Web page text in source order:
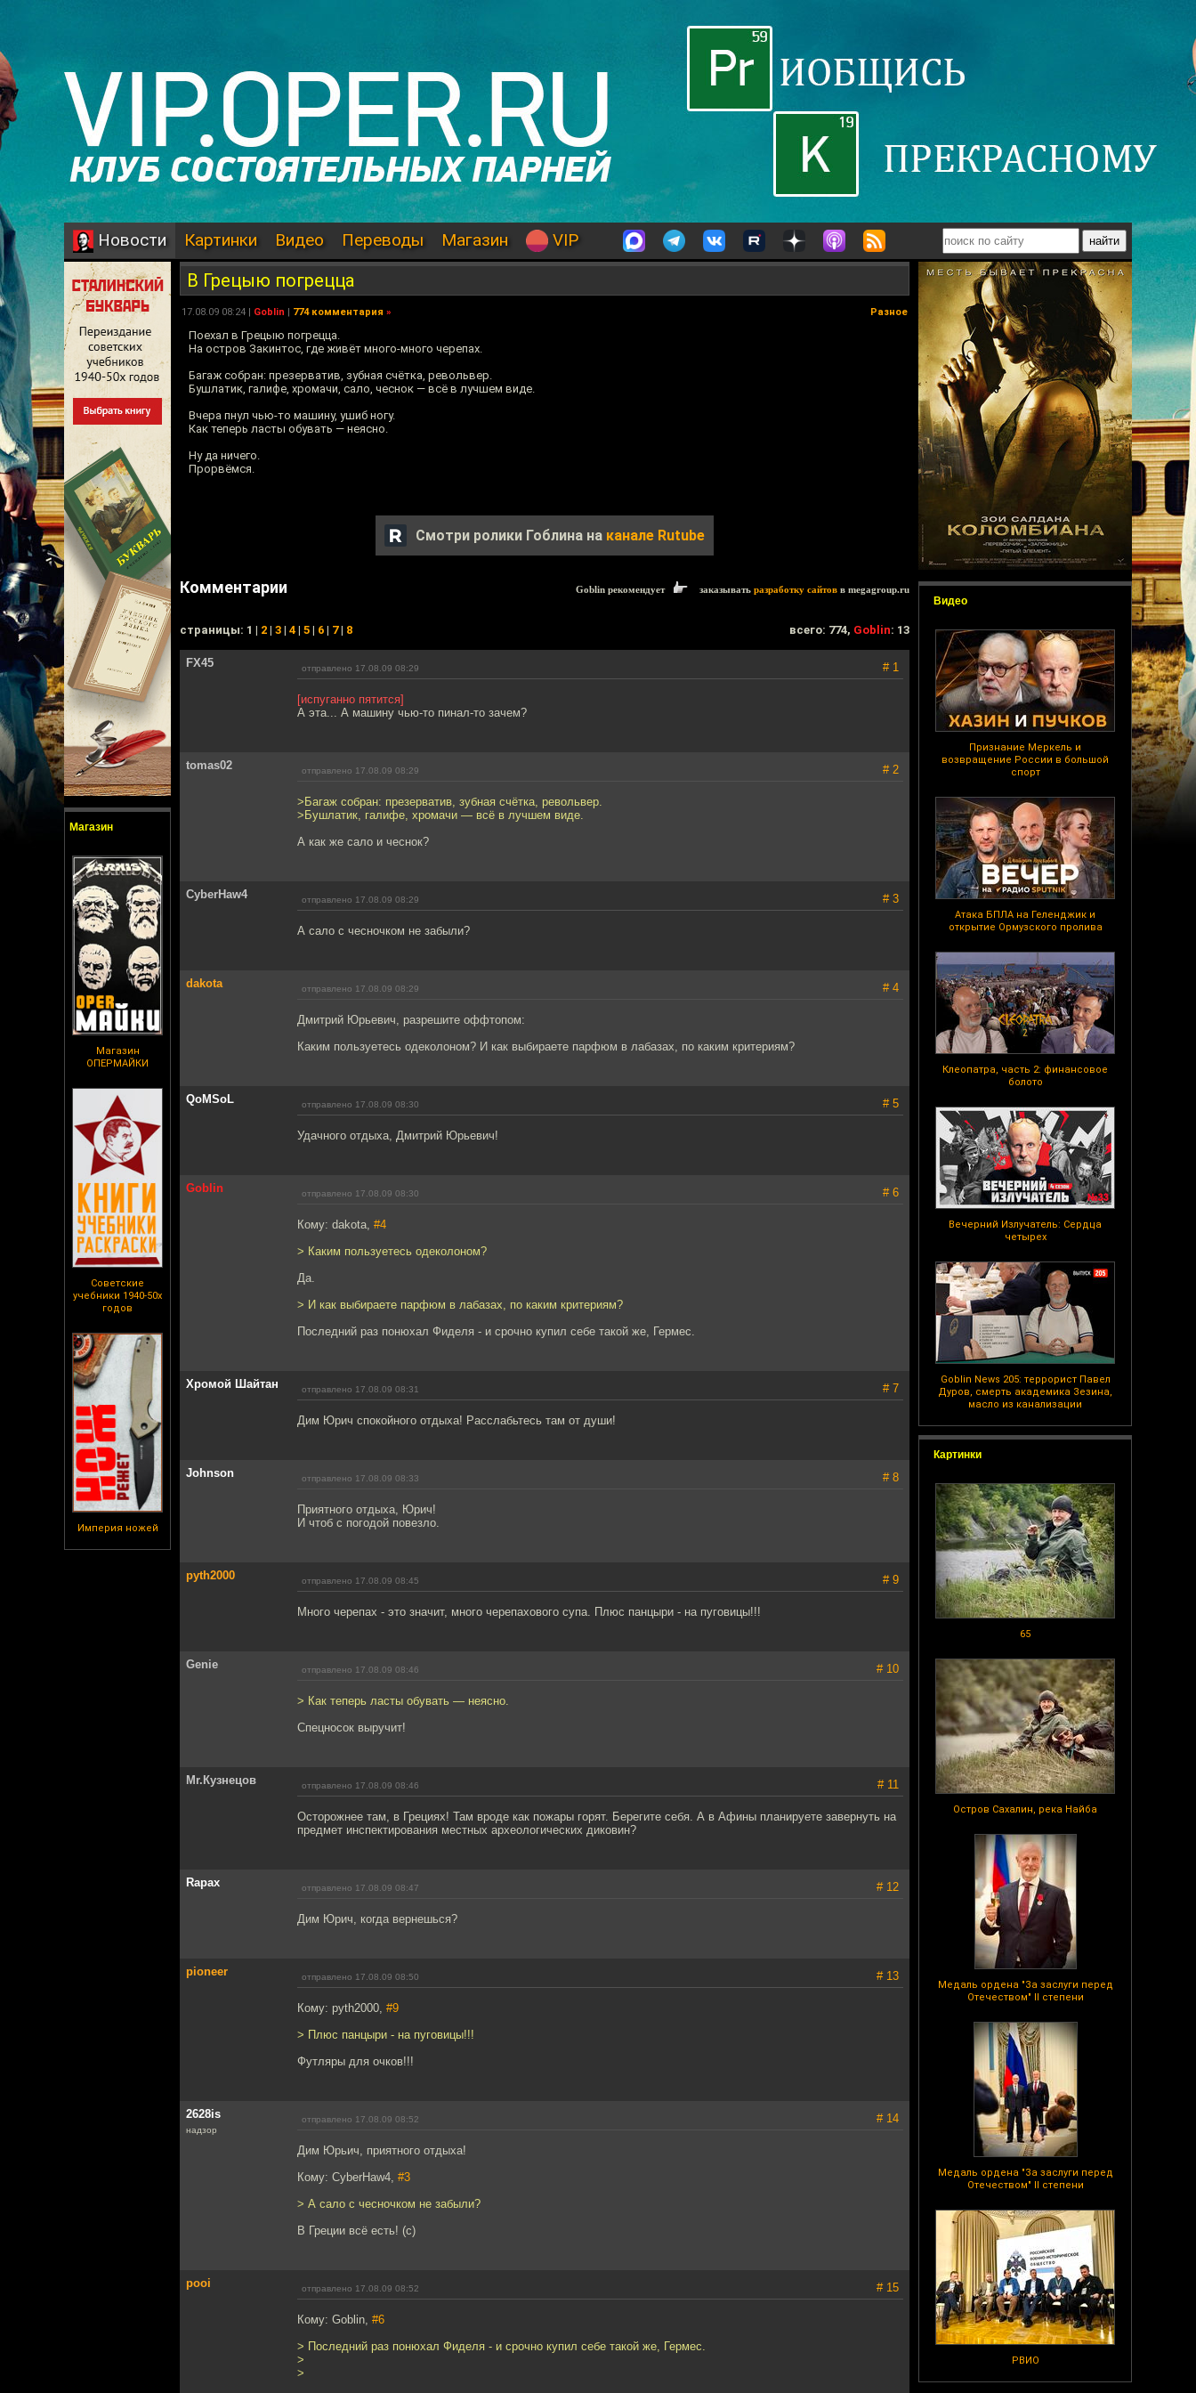
Новости Картинки Видео Переводы Магазин VIP
Магазин
Магазин
ОПЕРМАЙКИ
Советские
учебники 1940-50х
годов
Империя ножей
Видео
Признание Меркель и
возвращение России в большой
спорт
Атака БПЛА на Геленджик и
открытие Ормузского пролива
Клеопатра, часть 2: финансовое
болото
Вечерний Излучатель: Сердца
четырех
Goblin News 205: террорист Павел
Дуров, смерть академика Зезина,
масло из канализации
Картинки
65
Остров Сахалин, река Найба
Медаль ордена "За заслуги перед
Отечеством" II степени
Медаль ордена "За заслуги перед
Отечеством" II степени
РВИО
В Грецыю погрецца
17.08.09 08:24 | Goblin | 774 комментария » Разное
Поехал в Грецыю погрецца.
На остров Закинтос, где живёт много-много черепах.
Багаж собран: презерватив, зубная счётка, револьвер.
Бушлатик, галифе, хромачи, сало, чеснок — всё в лучшем виде.
Вчера пнул чью-то машину, ушиб ногу.
Как теперь ласты обувать — неясно.
Ну да ничего.
Прорвёмся.
Смотри ролики Гоблина на канале Rutube
Комментарии Goblin рекомендует заказывать разработку сайтов в megagroup.ru
cтраницы: 1 | 2 | 3 | 4 | 5 | 6 | 7| 8 всего: 774, Goblin: 13
FX45 отправлено 17.08.09 08:29 # 1
[испуганно пятится]
А эта... А машину чью-то пинал-то зачем?
tomas02 отправлено 17.08.09 08:29 # 2
>Багаж собран: презерватив, зубная счётка, револьвер.
>Бушлатик, галифе, хромачи — всё в лучшем виде.
А как же сало и чеснок?
CyberHaw4 отправлено 17.08.09 08:29 # 3
А сало с чесночком не забыли?
dakota отправлено 17.08.09 08:29 # 4
Дмитрий Юрьевич, разрешите оффтопом:
Каким пользуетесь одеколоном? И как выбираете парфюм в лабазах, по каким критериям?
QoMSoL отправлено 17.08.09 08:30 # 5
Удачного отдыха, Дмитрий Юрьевич!
Goblin отправлено 17.08.09 08:30 # 6
Кому: dakota, #4
> Каким пользуетесь одеколоном?
Да.
> И как выбираете парфюм в лабазах, по каким критериям?
Последний раз понюхал Фиделя - и срочно купил себе такой же, Гермес.
Хромой Шайтан отправлено 17.08.09 08:31 # 7
Дим Юрич спокойного отдыха! Расслабьтесь там от души!
Johnson отправлено 17.08.09 08:33 # 8
Приятного отдыха, Юрич!
И чтоб с погодой повезло.
pyth2000 отправлено 17.08.09 08:45 # 9
Много черепах - это значит, много черепахового супа. Плюс панцыри - на пуговицы!!!
Genie отправлено 17.08.09 08:46 # 10
> Как теперь ласты обувать — неясно.
Спецносок выручит!
Mr.Кузнецов отправлено 17.08.09 08:46 # 11
Осторожнее там, в Грециях! Там вроде как пожары горят. Берегите себя. А в Афины планируете завернуть на
предмет инспектирования местных археологических диковин?
Rapax отправлено 17.08.09 08:47 # 12
Дим Юрич, когда вернешься?
pioneer отправлено 17.08.09 08:50 # 13
Кому: pyth2000, #9
> Плюс панцыри - на пуговицы!!!
Футляры для очков!!!
2628is
надзор
отправлено 17.08.09 08:52 # 14
Дим Юрьич, приятного отдыха!
Кому: CyberHaw4, #3
> А сало с чесночком не забыли?
В Греции всё есть! (с)
pooi отправлено 17.08.09 08:52 # 15
Кому: Goblin, #6
> Последний раз понюхал Фиделя - и срочно купил себе такой же, Гермес.
>
>